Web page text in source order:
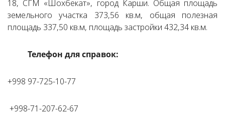
18, CГМ «Шохбекат», город Карши. Общая площадь
земельного участка 373,56 кв.м, общая полезная
площадь 337,50 кв.м, площадь застройки 432,34 кв.м.
Телефон для справок:
+998 97-725-10-77
+998-71-207-62-67